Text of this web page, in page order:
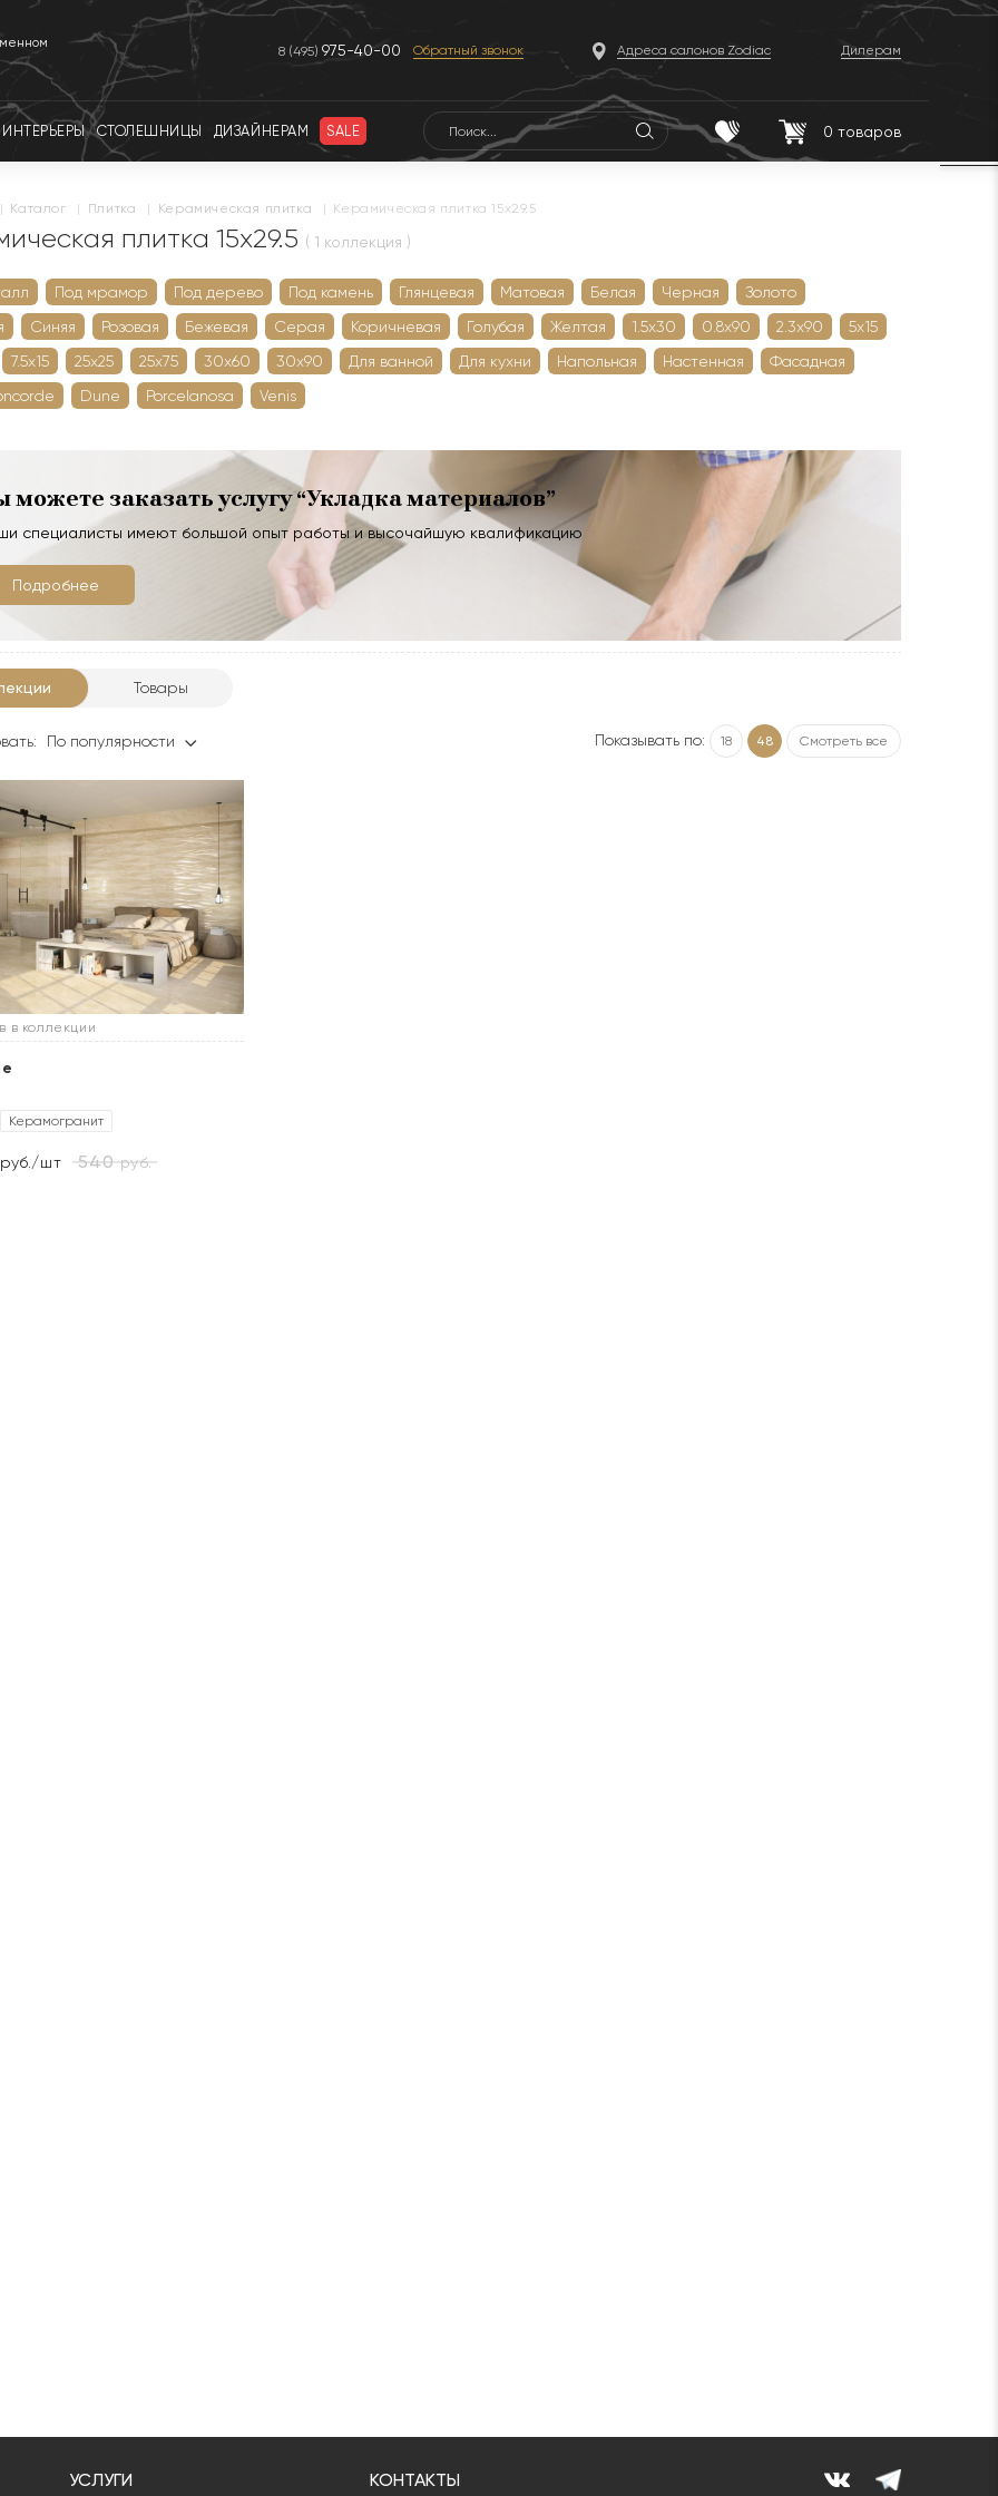
8 (495) 975-40-00 Обратный звонок Адреса салонов Zodiac Дилерам
ИНТЕРЬЕРЫ СТОЛЕШНИЦЫ ДИЗАЙНЕРАМ SALE 0 товаров
| каталог | плитка | керамическая плитка | Керамическая плитка 15x29.5
плитка 15x29.5 ( 1 коллекция )
Под мрамор Под дерево Под камень Глянцевая Матовая Белая Черная
Золото
Синяя Розовая Бежевая Серая Коричневая Голубая Желтая 1.5х30 0.8х90 2.3х90
5х15
7.5х15 25х25 25х75 30х60 30х90 Для ванной Для кухни Напольная Настенная
Фасадная
Dune Porcelanosa Venis
можете заказать услугу “Укладка материалов”
специалисты имеют большой опыт работы и высочайшую квалификацию
Подробнее
Товары
По популярности Показывать по: 18 48 Смотреть все
в коллекции
Керамогранит
руб./шт 540руб.
УСЛУГИ КОНТАКТЫ